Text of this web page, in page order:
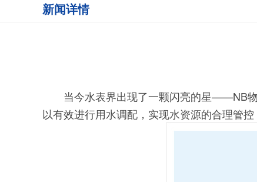
新闻详情
当今水表界出现了一颗闪亮的星——NB物
以有效进行用水调配，实现水资源的合理管